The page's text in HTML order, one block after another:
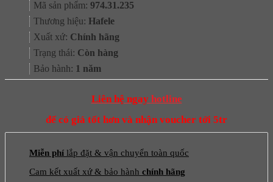
là:
242.000₫.
Mã sản phẩm: 974.31.235
Thương hiệu: Hafele
Xuất xứ: Chính hãng
Trạng thái: Còn hàng
Bảo hành: 1 năm
Liên hệ ngay hotline
để có giá tốt hơn và nhận voucher tới 5tr
Miễn phí lắp đặt & vận chuyển toàn quốc
Cam kết xuất xứ & bảo hành chính hãng